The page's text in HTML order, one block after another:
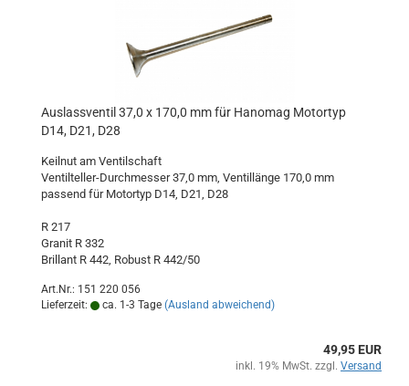
Auslassventil 37,0 x 170,0 mm für Hanomag Motortyp
D14, D21, D28
Keilnut am Ventilschaft
Ventilteller-Durchmesser 37,0 mm, Ventillänge 170,0 mm
passend für Motortyp D14, D21, D28
R 217
Granit R 332
Brillant R 442, Robust R 442/50
Art.Nr.: 151 220 056
Lieferzeit:
ca. 1-3 Tage (Ausland abweichend)
49,95 EUR
inkl. 19% MwSt. zzgl. Versand